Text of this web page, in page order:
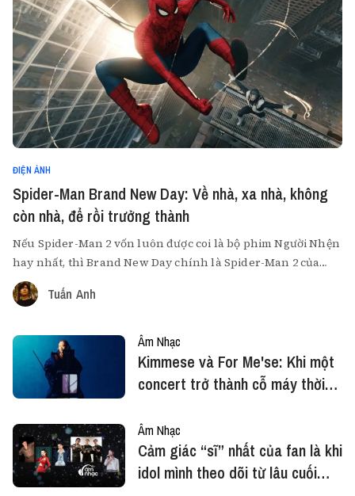
ĐIỆN ẢNH
Spider-Man Brand New Day: Về nhà, xa nhà, không
còn nhà, để rồi trưởng thành
Nếu Spider-Man 2 vốn luôn được coi là bộ phim Người Nhện
hay nhất, thì Brand New Day chính là Spider-Man 2 của
Tom Holland.
Tuấn Anh
Âm Nhạc
Kimmese và For Me'se: Khi một
concert trở thành cỗ máy thời
Âm Nhạc
Cảm giác “sĩ” nhất của fan là khi
idol mình theo dõi từ lâu cuối